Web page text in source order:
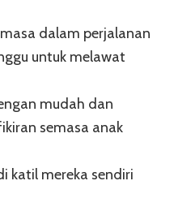
dalam perjalanan
untuk melawat
mudah dan
semasa anak
katil mereka sendiri